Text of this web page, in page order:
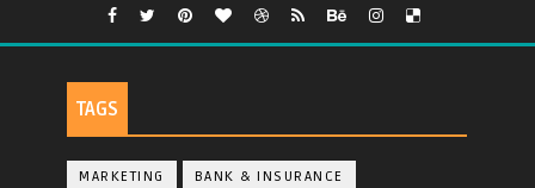
TAGS
MARKETING BANK & INSURANCE